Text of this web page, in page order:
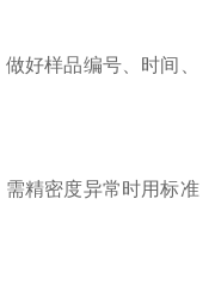
好样品编号、时间、
精密度异常时用标准